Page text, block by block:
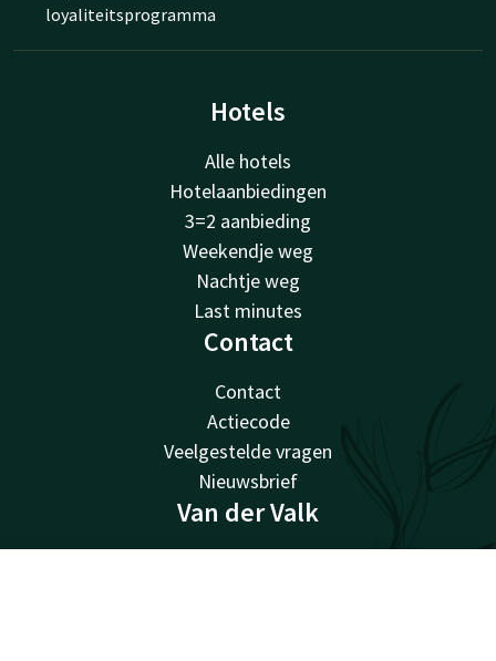
loyaliteitsprogramma
Hotels
Alle hotels
Hotelaanbiedingen
3=2 aanbieding
Weekendje weg
Nachtje weg
Last minutes
Contact
Contact
Actiecode
Veelgestelde vragen
Nieuwsbrief
Van der Valk